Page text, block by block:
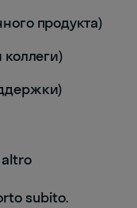
продукта)
subito.